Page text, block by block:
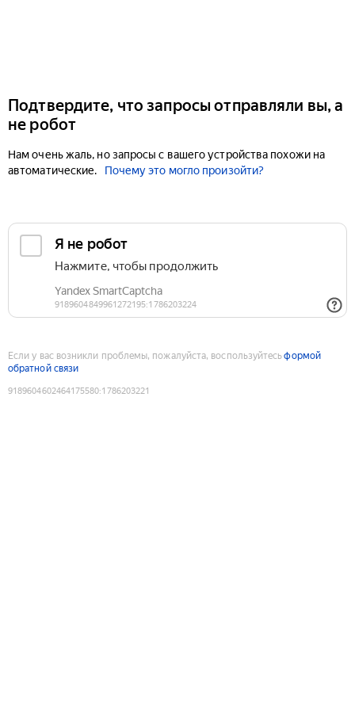
Подтвердите, что запросы отправляли вы, а
не робот
Нам очень жаль, но запросы с вашего устройства похожи на
автоматические.
Почему это могло произойти?
Если у вас возникли проблемы, пожалуйста, воспользуйтесьформой
обратной связи
9189604602464175580:1786203221